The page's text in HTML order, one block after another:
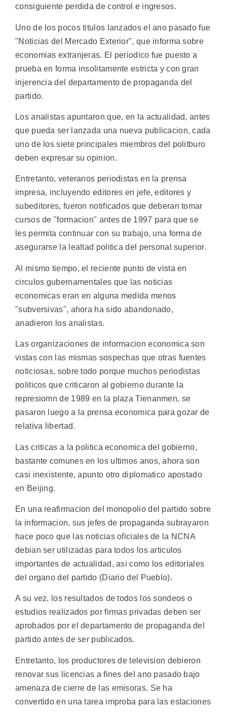
consiguiente perdida de control e ingresos.
Uno de los pocos titulos lanzados el ano pasado fue
"Noticias del Mercado Exterior", que informa sobre
economias extranjeras. El periodico fue puesto a
prueba en forma insolitamente estricta y con gran
injerencia del departamento de propaganda del
partido.
Los analistas apuntaron que, en la actualidad, antes
que pueda ser lanzada una nueva publicacion, cada
uno de los siete principales miembros del politburo
deben expresar su opinion.
Entretanto, veteranos periodistas en la prensa
impresa, incluyendo editores en jefe, editores y
subeditores, fueron notificados que deberan tomar
cursos de "formacion" antes de 1997 para que se
les permita continuar con su trabajo, una forma de
asegurarse la lealtad politica del personal superior.
Al mismo tiempo, el reciente punto de vista en
circulos gubernamentales que las noticias
economicas eran en alguna medida menos
"subversivas", ahora ha sido abandonado,
anadieron los analistas.
Las organizaciones de informacion economica son
vistas con las mismas sospechas que otras fuentes
noticiosas, sobre todo porque muchos periodistas
politicos que criticaron al gobierno durante la
represiomn de 1989 en la plaza Tienanmen, se
pasaron luego a la prensa economica para gozar de
relativa libertad.
Las criticas a la politica economica del gobierno,
bastante comunes en los ultimos anos, ahora son
casi inexistente, apunto otro diplomatico apostado
en Beijing.
En una reafirmacion del monopolio del partido sobre
la informacion, sus jefes de propaganda subrayaron
hace poco que las noticias oficiales de la NCNA
debian ser utilizadas para todos los articulos
importantes de actualidad, asi como los editoriales
del organo del partido (Diario del Pueblo).
A su vez, los resultados de todos los sondeos o
estudios realizados por firmas privadas deben ser
aprobados por el departamento de propaganda del
partido antes de ser publicados.
Entretanto, los productores de television debieron
renovar sus licencias a fines del ano pasado bajo
amenaza de cierre de las emisoras. Se ha
convertido en una tarea improba para las estaciones